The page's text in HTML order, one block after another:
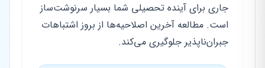
جاری برای آینده تحصیلی شما بسیار سرنوشت‌ساز
است. مطالعه آخرین اصلاحیه‌ها از بروز اشتباهات
جبران‌ناپذیر جلوگیری می‌کند.